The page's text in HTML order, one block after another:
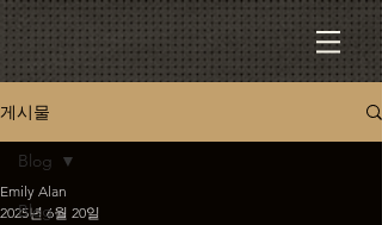
게시물
Blog
Blog
Emily Alan
2025년 6월 20일